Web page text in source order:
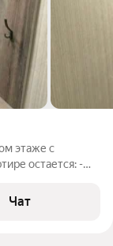
этаже с
остается: -
и тюли,
Чат